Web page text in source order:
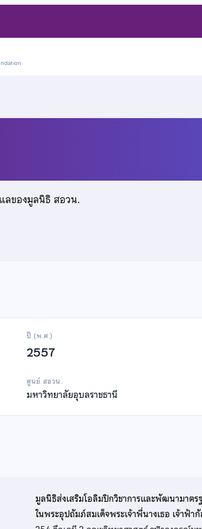
ลของมูลนิธิ สอวน.
ปี (พ.ศ.)
2557
ศูนย์ สอวน.
มหาวิทยาลัยอุบลราชธานี
มูลนิธิส่งเสริมโอลิมปิกวิชาการและพัฒนามาต
ในพระอุปถัมภ์สมเด็จพระเจ้าพี่นางเธอ เจ้าฟ้